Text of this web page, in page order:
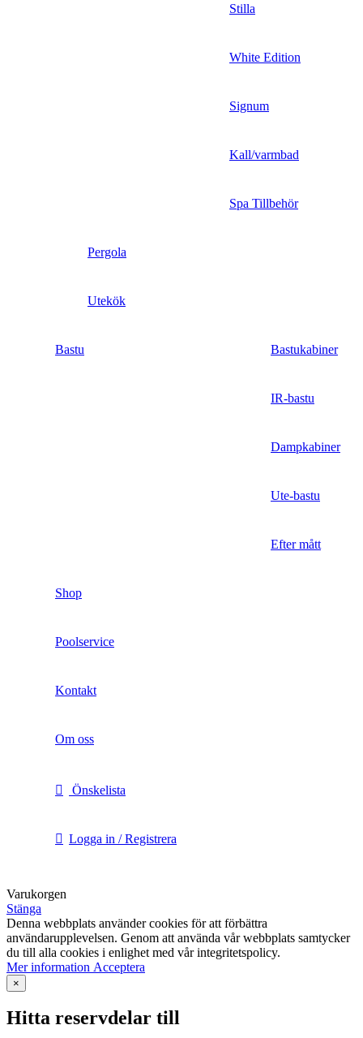
Stilla
White Edition
Signum
Kall/varmbad
Spa Tillbehör
Pergola
Utekök
Bastu Bastukabiner
IR-bastu
Dampkabiner
Ute-bastu
Efter mått
Shop
Poolservice
Kontakt
Om oss
Önskelista
Logga in / Registrera
Varukorgen
Stänga
Denna webbplats använder cookies för att förbättra
användarupplevelsen. Genom att använda vår webbplats samtycker
du till alla cookies i enlighet med vår integritetspolicy.
Mer information Mer
Acceptera
×
Hitta reservdelar till